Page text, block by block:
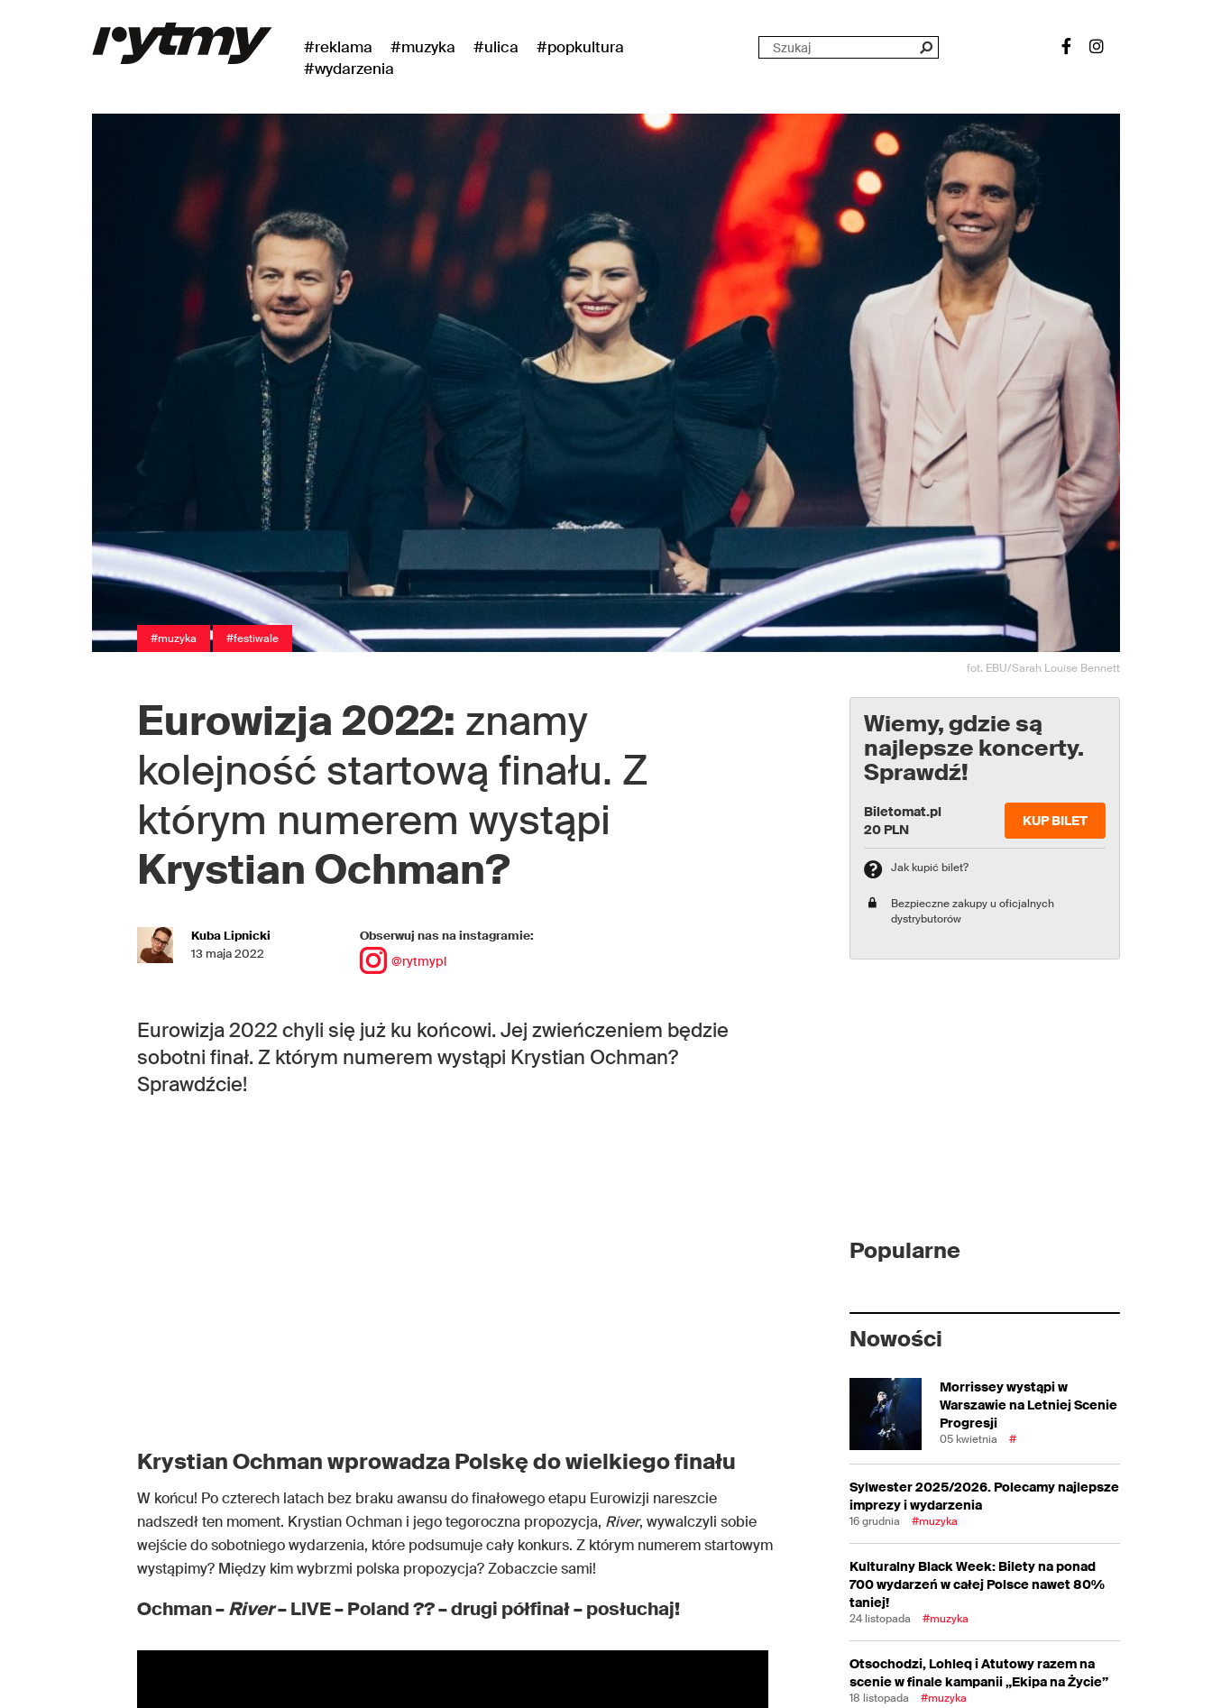
#reklama #muzyka #ulica
#popkultura
#wydarzenia
#muzyka #festiwale
fot. EBU/Sarah Louise Bennett
Eurowizja 2022: znamy
kolejność startową finału. Z
którym numerem wystąpi
Krystian Ochman?
Kuba Lipnicki
13 maja 2022
Obserwuj nas na instagramie:
@rytmypl
Eurowizja 2022 chyli się już ku końcowi. Jej zwieńczeniem będzie
sobotni finał. Z którym numerem wystąpi Krystian Ochman?
Sprawdźcie!
Krystian Ochman wprowadza Polskę do wielkiego finału
W końcu! Po czterech latach bez braku awansu do finałowego etapu Eurowizji nareszcie
nadszedł ten moment. Krystian Ochman i jego tegoroczna propozycja, River, wywalczyli sobie
wejście do sobotniego wydarzenia, które podsumuje cały konkurs. Z którym numerem startowym
wystąpimy? Między kim wybrzmi polska propozycja? Zobaczcie sami!
Ochman –River– LIVE – Poland ?? – drugi półfinał – posłuchaj!
Wiemy, gdzie są
najlepsze koncerty.
Sprawdź!
Biletomat.pl
20 PLN
KUP BILET
Jak kupić bilet?
Bezpieczne zakupy u oficjalnych
dystrybutorów
Popularne
Nowości
Morrissey wystąpi w
Warszawie na Letniej Scenie
Progresji
05 kwietnia #
Sylwester 2025/2026. Polecamy najlepsze
imprezy i wydarzenia
16 grudnia #muzyka
Kulturalny Black Week: Bilety na ponad
700 wydarzeń w całej Polsce nawet 80%
taniej!
24 listopada #muzyka
Otsochodzi, Lohleq i Atutowy razem na
scenie w finale kampanii „Ekipa na Życie”
18 listopada #muzyka